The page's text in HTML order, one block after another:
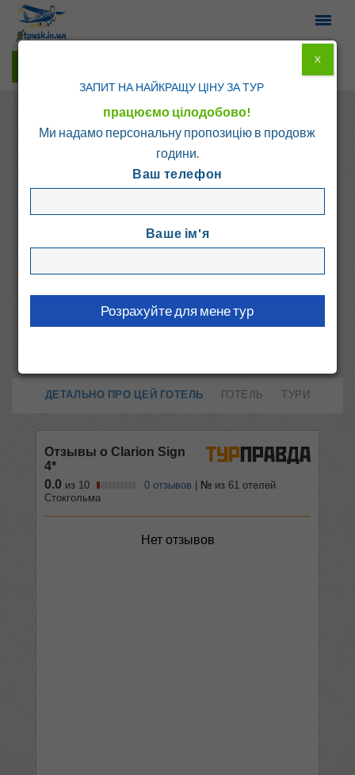
Швеція Clarion Sign 4*
Швеція, Стокгольм
ДЕТАЛЬНО ПРО ЦЕЙ ГОТЕЛЬ ГОТЕЛЬ ТУРИ
ЗАПИТ НА НАЙКРАЩУ ЦІНУ ЗА ТУР
працюємо цілодобово!
Ми надамо персональну пропозицію в продовж
години.
Ваш телефон
Ваше ім'я
X